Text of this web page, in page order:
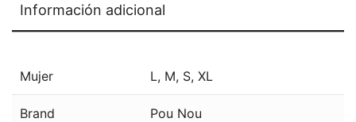
Información adicional
Mujer L, M, S, XL
Brand Pou Nou